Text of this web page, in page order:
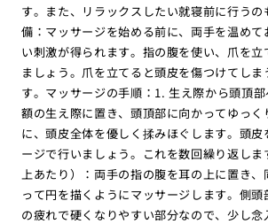
す。また、リラックスしたい就寝前に行う
備：マッサージを始める前に、両手を温めて
い刺激が得られます。指の腹を使い、爪を立
ましょう。爪を立てると頭皮を傷つけてし
す。マッサージの手順：1. 生え際から頭頂
額の生え際に置き、頭頂部に向かってゆっく
に、頭皮全体を優しく揉みほぐします。頭皮
ージで行いましょう。これを数回繰り返し
上あたり）：両手の指の腹を耳の上に置き
って円を描くようにマッサージします。側頭
の疲れで硬くなりやすい部分なので、少し念